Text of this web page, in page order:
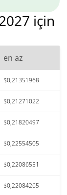
için
en az
$0,21351968
$0,21271022
$0,21820497
$0,22554505
$0,22086551
$0,22084265